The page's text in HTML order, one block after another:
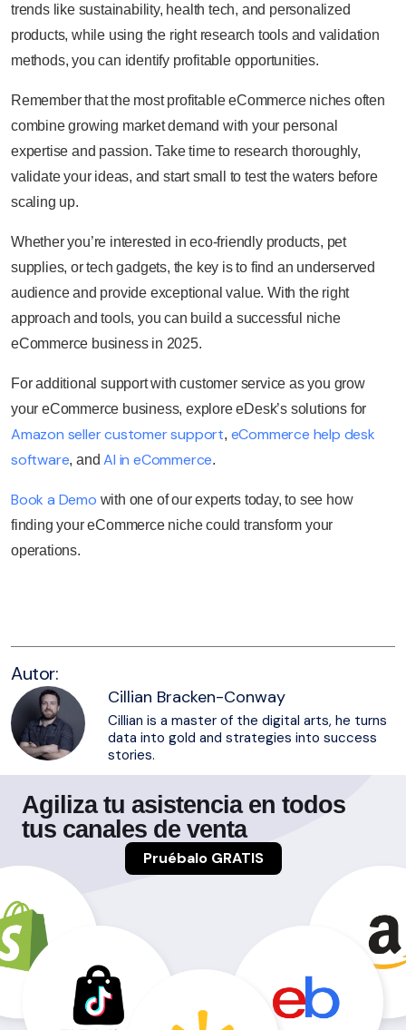
trends like sustainability, health tech, and personalized
products, while using the right research tools and validation
methods, you can identify profitable opportunities.
Remember that the most profitable eCommerce niches often
combine growing market demand with your personal
expertise and passion. Take time to research thoroughly,
validate your ideas, and start small to test the waters before
scaling up.
Whether you’re interested in eco-friendly products, pet
supplies, or tech gadgets, the key is to find an underserved
audience and provide exceptional value. With the right
approach and tools, you can build a successful niche
eCommerce business in 2025.
For additional support with customer service as you grow
your eCommerce business, explore eDesk’s solutions for
Amazon seller customer support, eCommerce help desk
software, and AI in eCommerce.
Book a Demo with one of our experts today, to see how
finding your eCommerce niche could transform your
operations.
Autor:
Cillian Bracken-Conway
Cillian is a master of the digital arts, he turns
data into gold and strategies into success
stories.
Agiliza tu asistencia en todos
tus canales de venta
Pruébalo GRATIS